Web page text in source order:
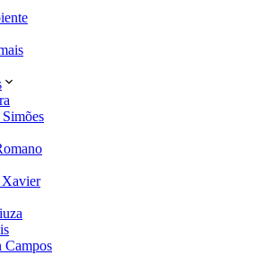
Campos